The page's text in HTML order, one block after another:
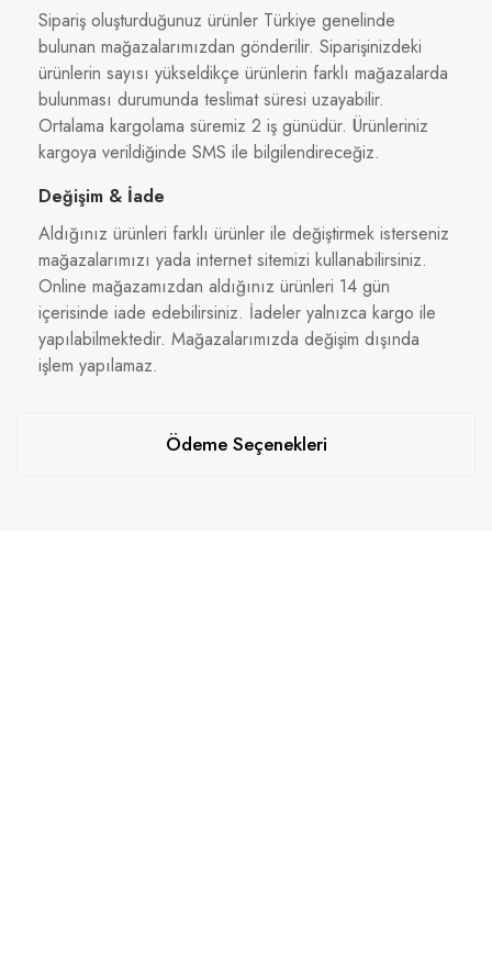
Sipariş oluşturduğunuz ürünler Türkiye genelinde
bulunan mağazalarımızdan gönderilir. Siparişinizdeki
ürünlerin sayısı yükseldikçe ürünlerin farklı mağazalarda
bulunması durumunda teslimat süresi uzayabilir.
Ortalama kargolama süremiz 2 iş günüdür. Ürünleriniz
kargoya verildiğinde SMS ile bilgilendireceğiz.
Değişim & İade
Aldığınız ürünleri farklı ürünler ile değiştirmek isterseniz
mağazalarımızı yada internet sitemizi kullanabilirsiniz.
Online mağazamızdan aldığınız ürünleri 14 gün
içerisinde iade edebilirsiniz. İadeler yalnızca kargo ile
yapılabilmektedir. Mağazalarımızda değişim dışında
işlem yapılamaz.
Ödeme Seçenekleri